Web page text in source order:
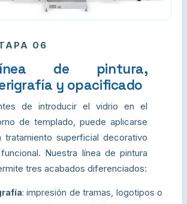
06
de pintura,
y opacificado
de introducir el vidrio en el
de templado, puede aplicarse
tratamiento superficial decorativo
Nuestra línea de pintura
tres acabados diferenciados:
: impresión de tramas, logotipos o